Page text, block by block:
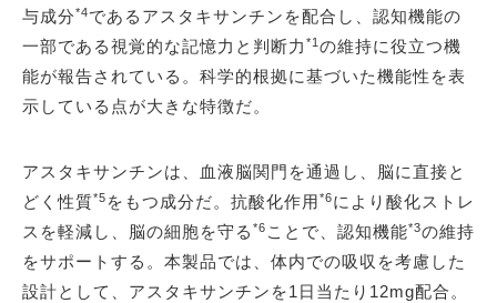
与成分*4であるアスタキサンチンを配合し、認知機能の
一部である視覚的な記憶力と判断力 *1 の維持に役立つ機
能が報告されている。科学的根拠に基づいた機能性を表
示している点が大きな特徴だ。
アスタキサンチンは、血液脳関門を通過し、脳に直接と
どく性質*5 をもつ成分だ。抗酸化作用*6により酸化ストレ
スを軽減し、脳の細胞を守る *6 ことで、認知機能*3の維持
をサポートする。本製品では、体内での吸収を考慮した
設計として、アスタキサンチンを1日当たり12mg配合。